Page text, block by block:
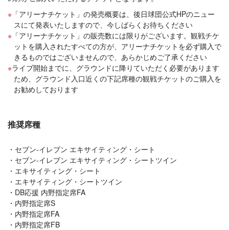
「アリーナチケット」の発売概要は、後日球団公式HPのニュー
スにて発表いたしますので、今しばらくお待ちください
「アリーナチケット」の販売数には限りがございます。観戦チケ
ットを購入されたすべての方が、アリーナチケットを必ず購入で
きるものではございませんので、あらかじめご了承ください
ライブ開始までに、グラウンドに降りていただく必要があります
ため、グラウンド入口近くの下記席種の観戦チケットのご購入を
お勧めしております
推奨席種
セブン-イレブン エキサイティング・シート
セブン-イレブン エキサイティング・シートツイン
エキサイティング・シート
エキサイティング・シートツイン
DB応援 内野指定席FA
内野指定席S
内野指定席FA
内野指定席FB